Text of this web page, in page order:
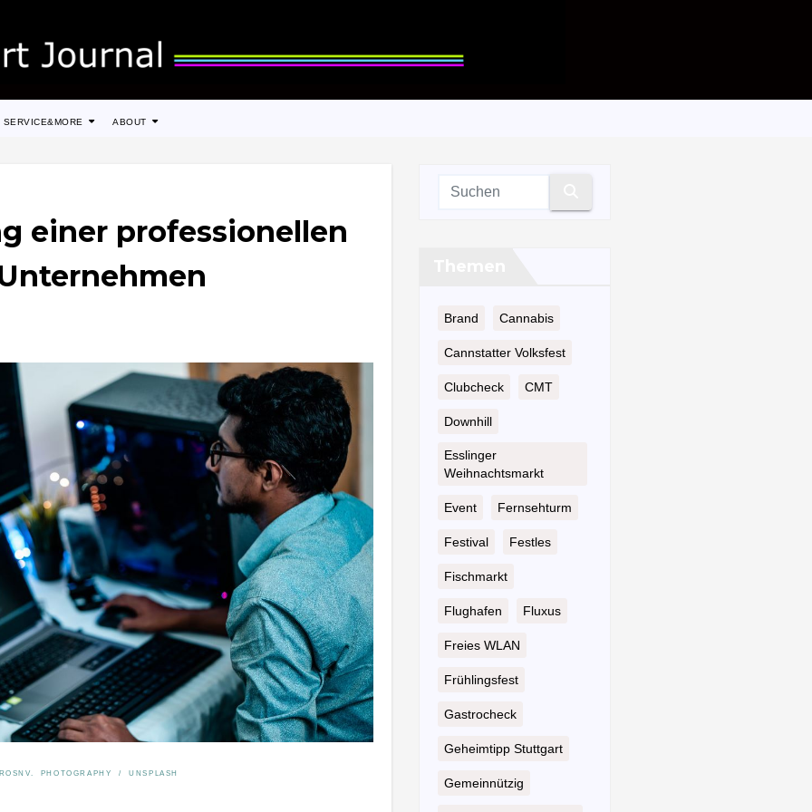
SERVICE&MORE ABOUT
einer professionellen
PHOTOGRAPHY / UNSPLASH
Brand Cannabis
Cannstatter Volksfest
Clubcheck CMT
Downhill
Esslinger
Weihnachtsmarkt
Event Fernsehturm
Festival Festles
Fischmarkt
Flughafen Fluxus
Freies WLAN
Frühlingsfest
Gastrocheck
Geheimtipp Stuttgart
Gemeinnützig